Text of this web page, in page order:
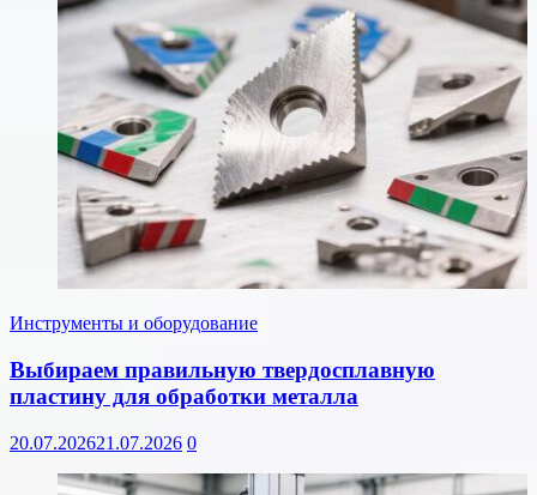
Инструменты и оборудование
Выбираем правильную твердосплавную
пластину для обработки металла
20.07.202621.07.2026 0